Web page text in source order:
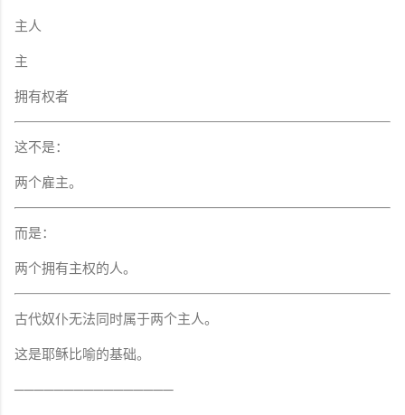
主人
主
拥有权者
这不是：
两个雇主。
而是：
两个拥有主权的人。
古代奴仆无法同时属于两个主人。
这是耶稣比喻的基础。
────────────────